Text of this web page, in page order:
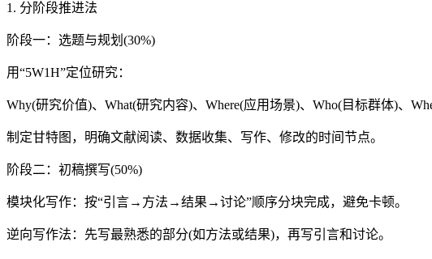
1. 分阶段推进法
阶段一：选题与规划(30%)
用“5W1H”定位研究：
Why(研究价值)、What(研究内容)、Where(应用场景)、Who(目标群体)、
制定甘特图，明确文献阅读、数据收集、写作、修改的时间节点。
阶段二：初稿撰写(50%)
模块化写作：按“引言→方法→结果→讨论”顺序分块完成，避免卡顿。
逆向写作法：先写最熟悉的部分(如方法或结果)，再写引言和讨论。